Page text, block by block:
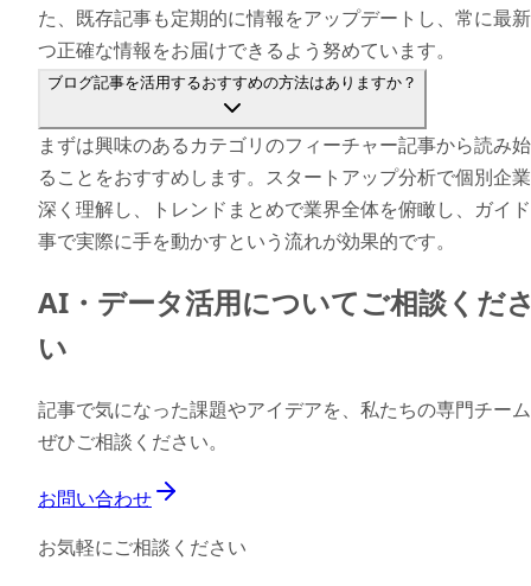
た、既存記事も定期的に情報をアップデートし、常に最
つ正確な情報をお届けできるよう努めています。
ブログ記事を活用するおすすめの方法はありますか？
まずは興味のあるカテゴリのフィーチャー記事から読み
ることをおすすめします。スタートアップ分析で個別企
深く理解し、トレンドまとめで業界全体を俯瞰し、ガイ
事で実際に手を動かすという流れが効果的です。
AI・データ活用についてご相談くだ
い
記事で気になった課題やアイデアを、私たちの専門チー
ぜひご相談ください。
お問い合わせ
お気軽にご相談ください